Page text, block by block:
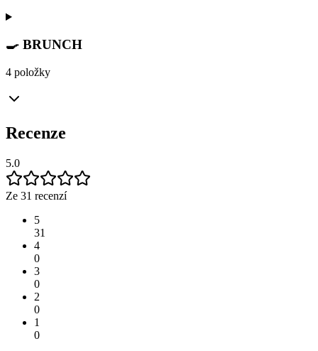
🍳 BRUNCH
4 položky
Recenze
5.0
Ze 31 recenzí
5
31
4
0
3
0
2
0
1
0